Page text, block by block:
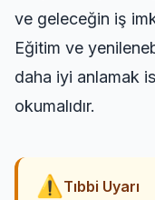
ve geleceğin iş
Eğitim ve
daha iyi anlamak
okumalıdır.
⚠ Tıbbi Uyarı